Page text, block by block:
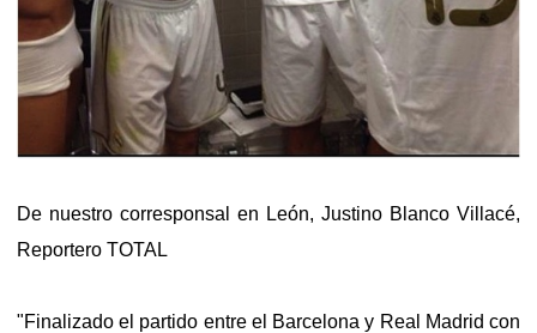
De nuestro corresponsal en León, Justino Blanco Villacé,
Reportero TOTAL
"Finalizado el partido entre el Barcelona y Real Madrid con